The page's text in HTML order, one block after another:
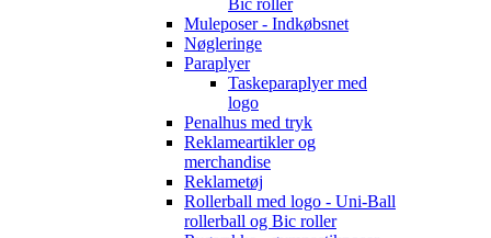
Muleposer - Indkøbsnet
Nøgleringe
Paraplyer
Taskeparaplyer med
logo
Penalhus med tryk
Reklameartikler og
merchandise
Reklametøj
Rollerball med logo - Uni-Ball
rollerball og Bic roller